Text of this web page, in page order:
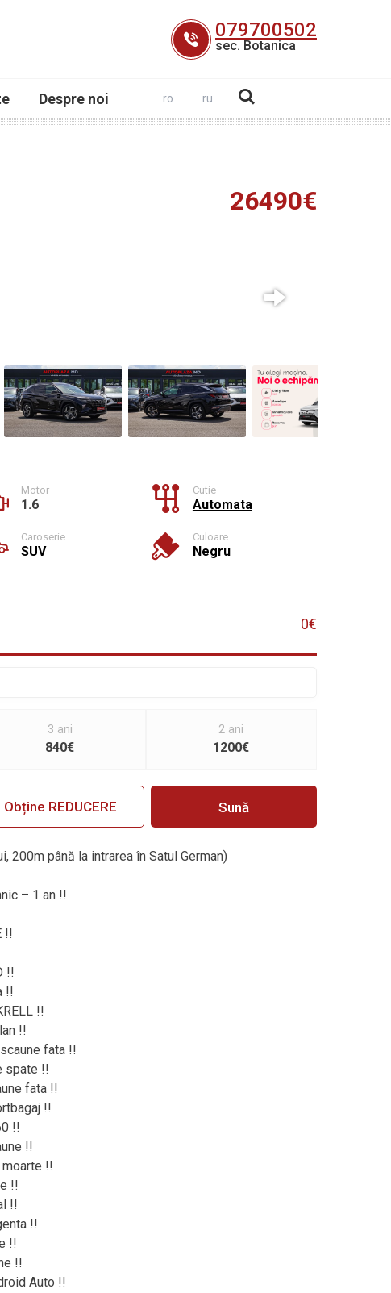
079700502
sec. Botanica
Despre noi ro ru
26490€
Motor
1.6
Cutie
Automata
Caroserie
SUV
Culoare
Negru
0€
3 ani
840€
2 ani
1200€
Obține REDUCERE Sună
200m până la intrarea în Satul German)
– 1 an !!
!!
!!
!!
!!
!!
fata !!
spate !!
fata !!
!!
!!
!!
!!
!!
!!
!!
!!
!!
Auto !!